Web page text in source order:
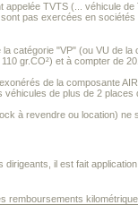
TVTS (... véhicule
pas exercées en sociétés
catégorie "VP" (ou VU de
gr.CO²) et à compter de
de la composante AIR.
de plus de 2
à revendre ou location) ne
il est fait
remboursements